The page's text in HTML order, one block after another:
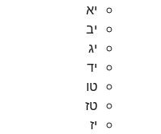
יא
יב
יג
יד
טו
טז
יז